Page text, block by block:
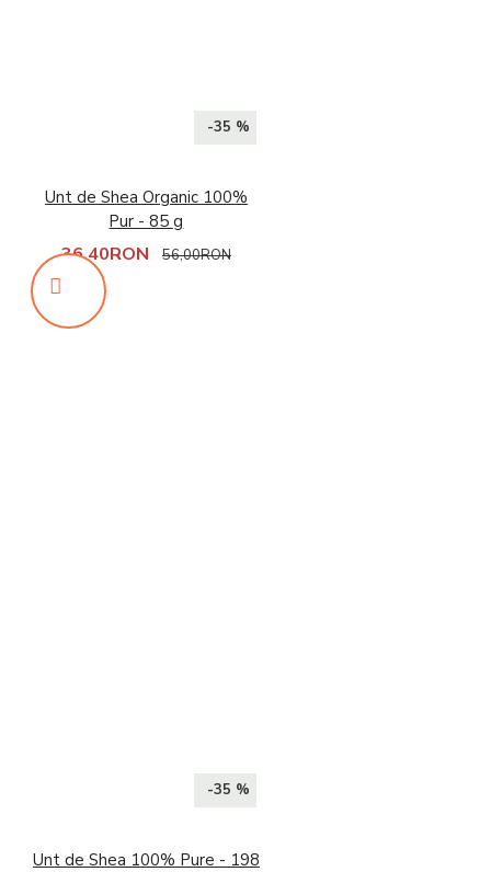
-35 %
Unt de Shea Organic 100%
Pur - 85 g
36,40RON 56,00RON
-35 %
Unt de Shea 100% Pure - 198